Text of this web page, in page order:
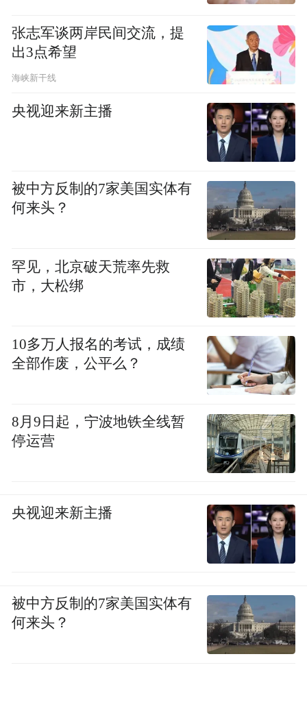
张志军谈两岸民间交流，提
出3点希望
海峡新干线
央视迎来新主播
被中方反制的7家美国实体有
何来头？
罕见，北京破天荒率先救
市，大松绑
10多万人报名的考试，成绩
全部作废，公平么？
8月9日起，宁波地铁全线暂
停运营
央视迎来新主播
被中方反制的7家美国实体有
何来头？